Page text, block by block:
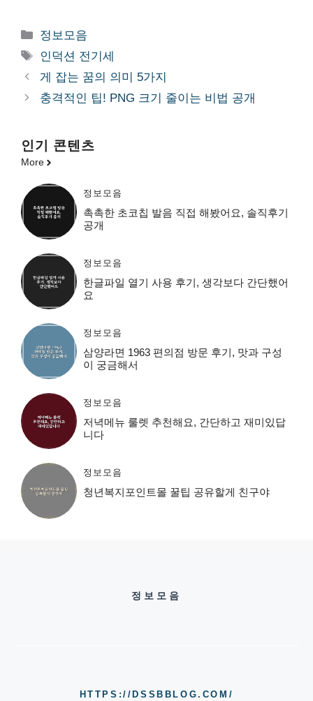
카
테
리
정보모음
태
그
인덕션 전기세
게 잡는 꿈의 의미 5가지
충격적인 팁! PNG 크기 줄이는 비법 공개
인기 콘텐츠
More
정보모음
촉촉한 초코칩 발음 직접 해봤어요, 솔직후기
공개
정보모음
한글파일 열기 사용 후기, 생각보다 간단했어
요
정보모음
삼양라면 1963 편의점 방문 후기, 맛과 구성
이 궁금해서
정보모음
저녁메뉴 룰렛 추천해요, 간단하고 재미있답
니다
정보모음
청년복지포인트몰 꿀팁 공유할게 친구야
정보모음
HTTPS://DSSBBLOG.COM/